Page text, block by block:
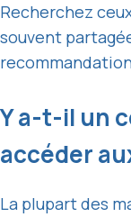
Recherchez
souvent
Y a-t-il un
accéder
La plupart des